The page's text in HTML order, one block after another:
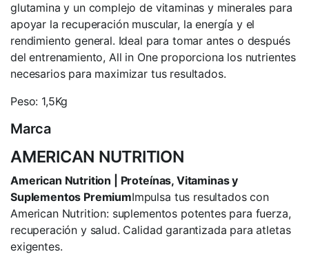
glutamina y un complejo de vitaminas y minerales para
apoyar la recuperación muscular, la energía y el
rendimiento general. Ideal para tomar antes o después
del entrenamiento, All in One proporciona los nutrientes
necesarios para maximizar tus resultados.
Peso: 1,5Kg
Marca
AMERICAN NUTRITION
American Nutrition | Proteínas, Vitaminas y
Suplementos PremiumImpulsa tus resultados con
American Nutrition: suplementos potentes para fuerza,
recuperación y salud. Calidad garantizada para atletas
exigentes.